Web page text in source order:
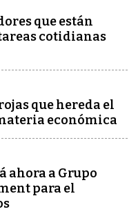
que están
cotidianas
que hereda el
económica
ahora a Grupo
para el